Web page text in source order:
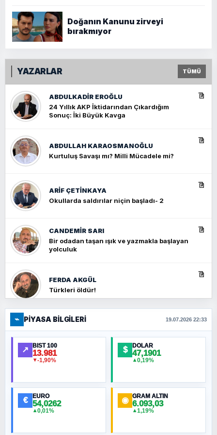
Doğanın Kanunu zirveyi
bırakmıyor
YAZARLAR TÜMÜ
ABDULKADIR EROĞLU
24 Yıllık AKP İktidarından Çıkardığım
Sonuç: İki Büyük Kavga
ABDULLAH KARAOSMANOĞLU
Kurtuluş Savaşı mı? Milli Mücadele mi?
ARIF ÇETİNKAYA
Okullarda saldırılar niçin başladı- 2
CANDEMIR SARI
Bir odadan taşan ışık ve yazmakla başlayan
yolculuk
FERDA AKGÜL
Türkleri öldür!
FERHAT BÜYÜKKALKAN
Ankara Zirvesi: NATO Toplantısı mı, Yeni
Ortadoğu Haritasının Provası mı?
MURAT ÖZKAN
⌁ PIYASA BILGILERI 19.07.2026 22:33
↗ BIST 100
13.981
▼-1,90%
$ DOLAR
47,1901
▲0,19%
€ EURO
54,0262
▲0,01%
◉ GRAM ALTIN
6.093,03
▲1,19%